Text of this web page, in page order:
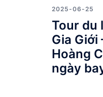
2025-06-25
Tour du
Gia Giới
Hoàng
ngày